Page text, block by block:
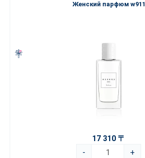
Женский парфюм w911
17 310 〒
-
+